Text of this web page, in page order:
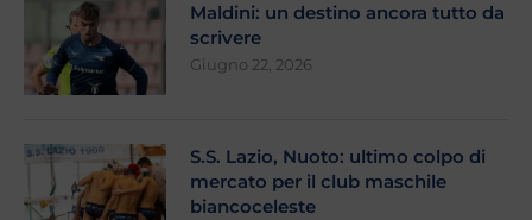
Maldini: un destino ancora tutto da
scrivere
Giugno 22, 2026
S.S. Lazio, Nuoto: ultimo colpo di
mercato per il club maschile
biancoceleste